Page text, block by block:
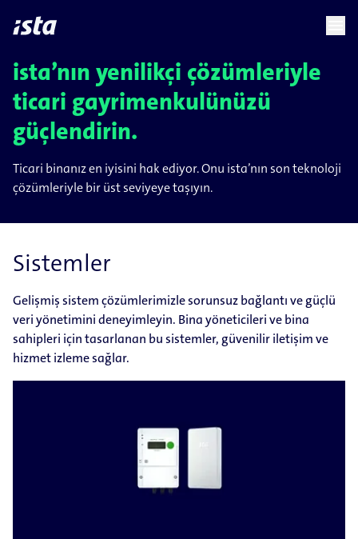
languagechevron_right
ista’nın yenilikçi çözümleriyle
ticari gayrimenkulünüzü
güçlendirin.
Ticari binanız en iyisini hak ediyor. Onu ista’nın son teknoloji
çözümleriyle bir üst seviyeye taşıyın.
Sistemler
Gelişmiş sistem çözümlerimizle sorunsuz bağlantı ve güçlü
veri yönetimini deneyimleyin. Bina yöneticileri ve bina
sahipleri için tasarlanan bu sistemler, güvenilir iletişim ve
hizmet izleme sağlar.